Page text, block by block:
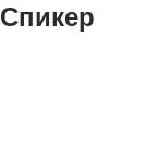
Спикер